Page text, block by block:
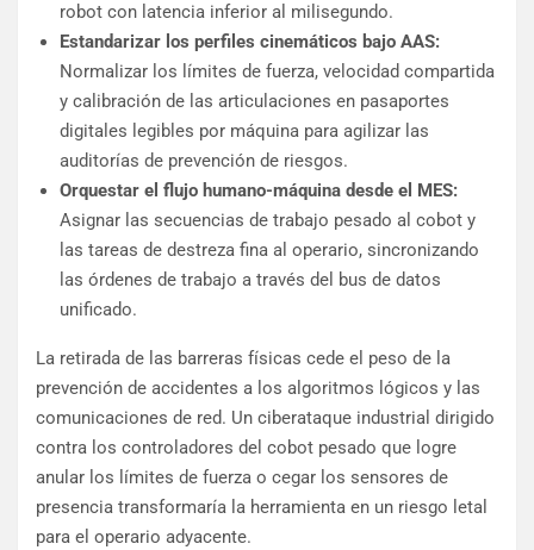
robot con latencia inferior al milisegundo.
Estandarizar los perfiles cinemáticos bajo AAS:
Normalizar los límites de fuerza, velocidad compartida
y calibración de las articulaciones en pasaportes
digitales legibles por máquina para agilizar las
auditorías de prevención de riesgos.
Orquestar el flujo humano-máquina desde el MES:
Asignar las secuencias de trabajo pesado al cobot y
las tareas de destreza fina al operario, sincronizando
las órdenes de trabajo a través del bus de datos
unificado.
La retirada de las barreras físicas cede el peso de la
prevención de accidentes a los algoritmos lógicos y las
comunicaciones de red. Un ciberataque industrial dirigido
contra los controladores del cobot pesado que logre
anular los límites de fuerza o cegar los sensores de
presencia transformaría la herramienta en un riesgo letal
para el operario adyacente.